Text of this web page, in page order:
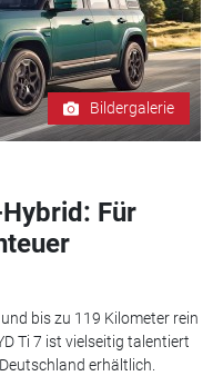
Bildergalerie
Für
bis zu 119 Kilometer rein
Ti 7 ist vielseitig talentiert
erhältlich.